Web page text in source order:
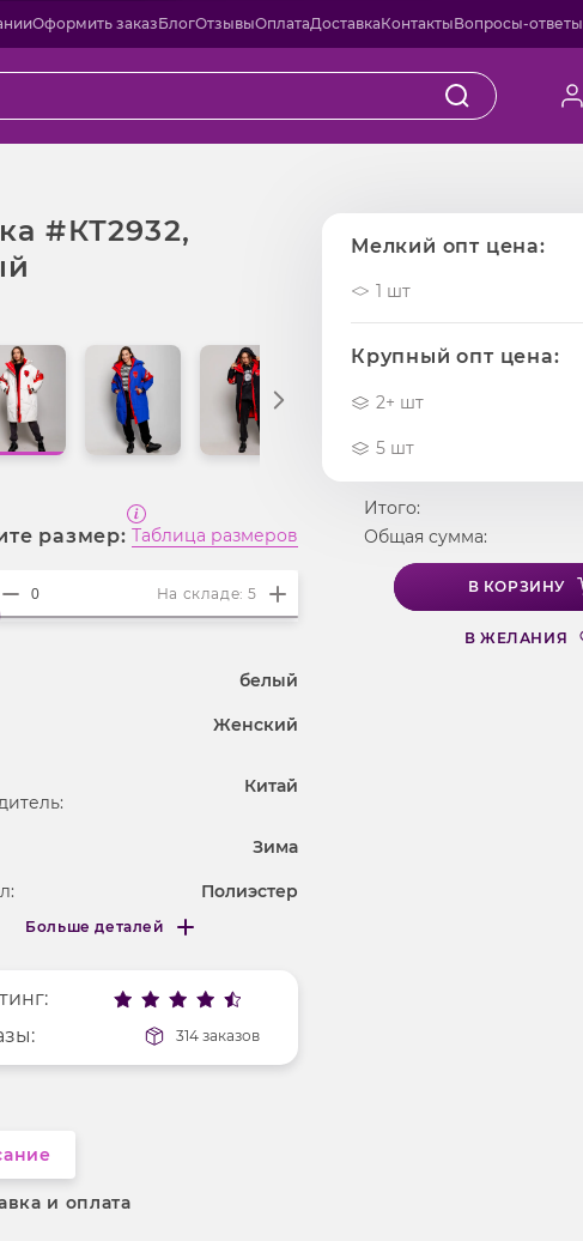
Оформить заказБлогОтзывыОплатаДоставкаКонтактыВопросы-ответы
белый
#КТ2932,
размер: Таблица размеров
На складе: 5
белый
Женский
Китай
Зима
Полиэстер
надпись
Больше деталей
Меньше деталей
314 заказов
и оплата
Мелкий опт цена:
1 шт
Крупный опт цена:
2+ шт
5 шт
Итого:
Общая сумма:
В КОРЗИНУ
В ЖЕЛАНИЯ